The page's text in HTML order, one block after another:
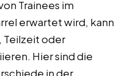
Trainees im
erwartet wird, kann
Teilzeit oder
Hier sind die
in der